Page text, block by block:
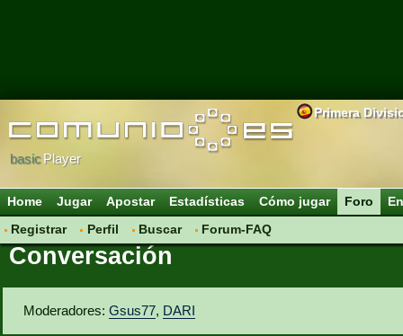
Primera
basicPlayer
Home Jugar Apostar Estadísticas Cómo jugar
Foro
Registrar
Perfil Buscar Forum-FAQ
Conversación
Moderadores:Gsus77, DARI